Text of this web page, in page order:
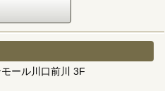
ール川口前川 3F